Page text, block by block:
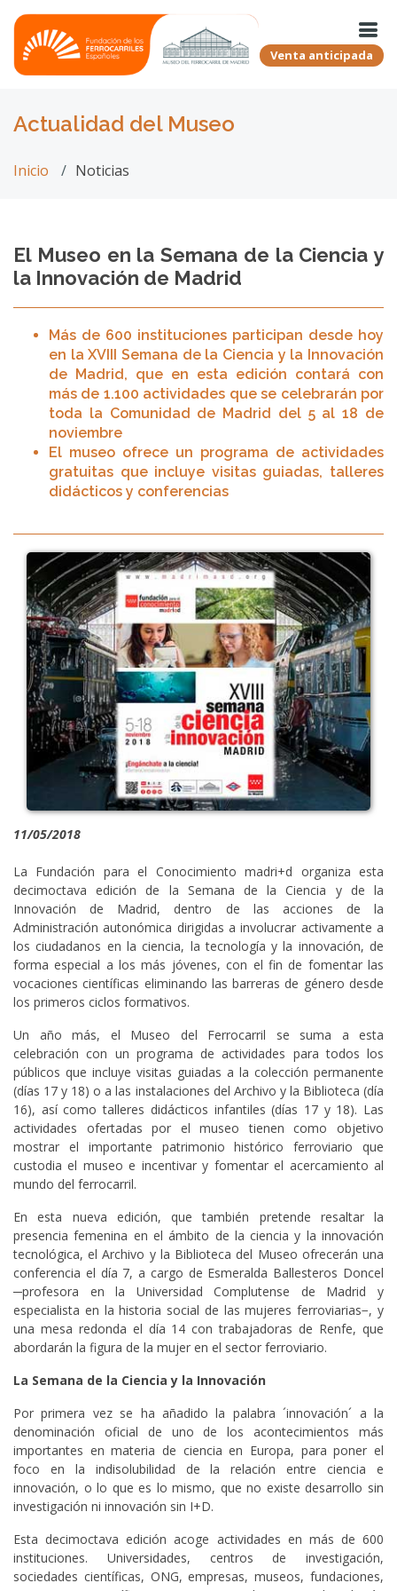
Venta anticipada
Actualidad del Museo
Inicio Noticias
El Museo en la Semana de la Ciencia y
la Innovación de Madrid
Más de 600 instituciones participan desde hoy
en la XVIII Semana de la Ciencia y la Innovación
de Madrid, que en esta edición contará con
más de 1.100 actividades que se celebrarán por
toda la Comunidad de Madrid del 5 al 18 de
noviembre
El museo ofrece un programa de actividades
gratuitas que incluye visitas guiadas, talleres
didácticos y conferencias
11/05/2018
La Fundación para el Conocimiento madri+d organiza esta
decimoctava edición de la Semana de la Ciencia y de la
Innovación de Madrid, dentro de las acciones de la
Administración autonómica dirigidas a involucrar activamente a
los ciudadanos en la ciencia, la tecnología y la innovación, de
forma especial a los más jóvenes, con el fin de fomentar las
vocaciones científicas eliminando las barreras de género desde
los primeros ciclos formativos.
Un año más, el Museo del Ferrocarril se suma a esta
celebración con un programa de actividades para todos los
públicos que incluye visitas guiadas a la colección permanente
(días 17 y 18) o a las instalaciones del Archivo y la Biblioteca (día
16), así como talleres didácticos infantiles (días 17 y 18). Las
actividades ofertadas por el museo tienen como objetivo
mostrar el importante patrimonio histórico ferroviario que
custodia el museo e incentivar y fomentar el acercamiento al
mundo del ferrocarril.
En esta nueva edición, que también pretende resaltar la
presencia femenina en el ámbito de la ciencia y la innovación
tecnológica, el Archivo y la Biblioteca del Museo ofrecerán una
conferencia el día 7, a cargo de Esmeralda Ballesteros Doncel
─profesora en la Universidad Complutense de Madrid y
especialista en la historia social de las mujeres ferroviarias−, y
una mesa redonda el día 14 con trabajadoras de Renfe, que
abordarán la figura de la mujer en el sector ferroviario.
La Semana de la Ciencia y la Innovación
Por primera vez se ha añadido la palabra ´innovación´ a la
denominación oficial de uno de los acontecimientos más
importantes en materia de ciencia en Europa, para poner el
foco en la indisolubilidad de la relación entre ciencia e
innovación, o lo que es lo mismo, que no existe desarrollo sin
investigación ni innovación sin I+D.
Esta decimoctava edición acoge actividades en más de 600
instituciones. Universidades, centros de investigación,
sociedades científicas, ONG, empresas, museos, fundaciones,